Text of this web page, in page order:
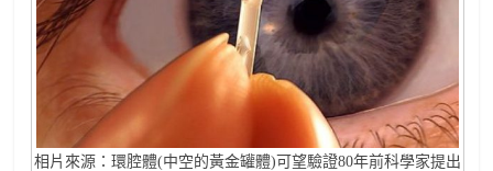
相片來源：環腔體(中空的黃金罐體)可望驗證80年前科學家提出